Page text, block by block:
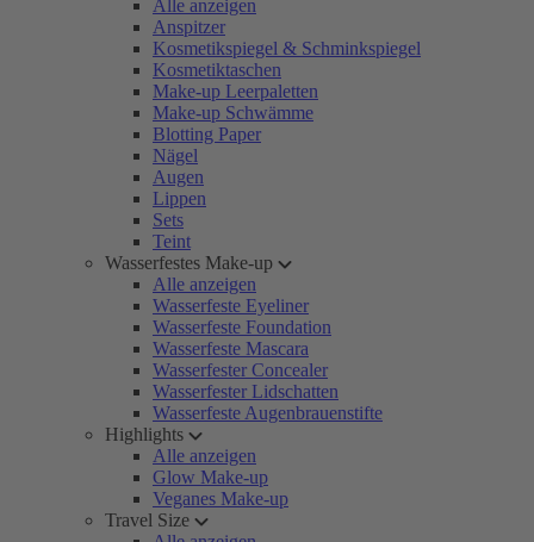
Alle anzeigen
Anspitzer
Kosmetikspiegel & Schminkspiegel
Kosmetiktaschen
Make-up Leerpaletten
Make-up Schwämme
Blotting Paper
Nägel
Augen
Lippen
Sets
Teint
Wasserfestes Make-up
Alle anzeigen
Wasserfeste Eyeliner
Wasserfeste Foundation
Wasserfeste Mascara
Wasserfester Concealer
Wasserfester Lidschatten
Wasserfeste Augenbrauenstifte
Highlights
Alle anzeigen
Glow Make-up
Veganes Make-up
Travel Size